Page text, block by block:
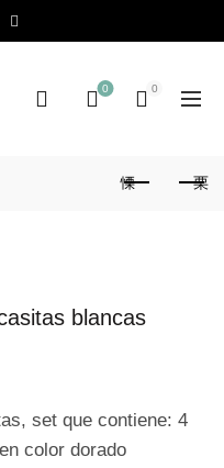
0 0
blancas
set que contiene: 4
color dorado